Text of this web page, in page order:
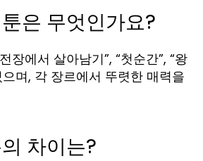
은 무엇인가요?
장에서 살아남기”, “첫순간”, “왕
며, 각 장르에서 뚜렷한 매력을
차이는?